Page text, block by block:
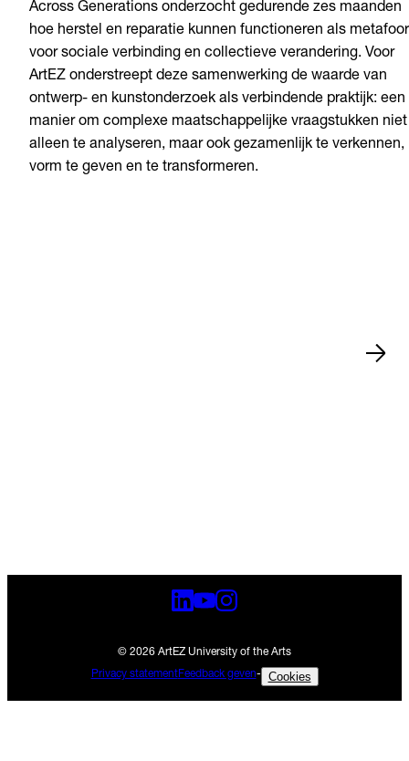
Across Generations onderzocht gedurende zes maanden
hoe herstel en reparatie kunnen functioneren als metafoor
voor sociale verbinding en collectieve verandering. Voor
ArtEZ onderstreept deze samenwerking de waarde van
ontwerp- en kunstonderzoek als verbindende praktijk: een
manier om complexe maatschappelijke vraagstukken niet
alleen te analyseren, maar ook gezamenlijk te verkennen,
vorm te geven en te transformeren.
© 2026 ArtEZ University of the Arts
Privacy statementFeedback geven- Cookies